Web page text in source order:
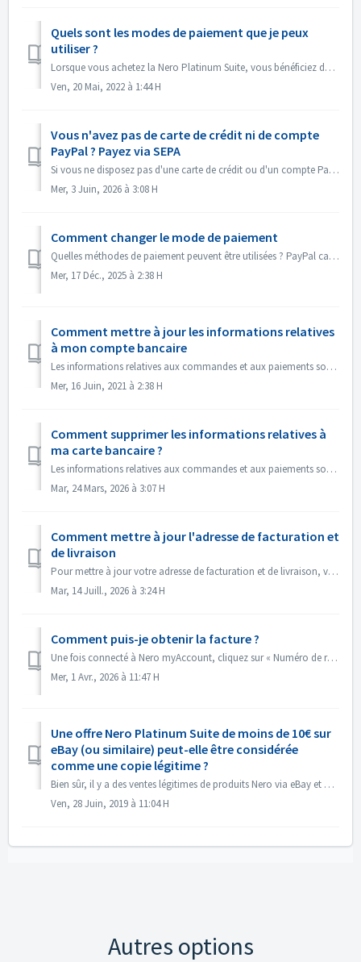
Quels sont les modes de paiement que je peux
utiliser ?
Lorsque vous achetez la Nero Platinum Suite, vous bénéficiez des mêmes options de paiement que pour un achat unique. Vous pouvez payer par PayPal car...
Ven, 20 Mai, 2022 à 1:44 H
Vous n'avez pas de carte de crédit ni de compte
PayPal ? Payez via SEPA
Si vous ne disposez pas d'une carte de crédit ou d'un compte PayPal, vous pouvez également choisir le prélèvement SEPA lors du paiement, à condition...
Mer, 3 Juin, 2026 à 3:08 H
Comment changer le mode de paiement
Quelles méthodes de paiement peuvent être utilisées ? PayPal carte de crédit débit direct virement bancaire instantané Comment changer le mode de ...
Mer, 17 Déc., 2025 à 2:38 H
Comment mettre à jour les informations relatives
à mon compte bancaire
Les informations relatives aux commandes et aux paiements sont prises en charge par notre partenaire 2Checkout. Si vous souhaitez modifier vos informations ...
Mer, 16 Juin, 2021 à 2:38 H
Comment supprimer les informations relatives à
ma carte bancaire ?
Les informations relatives aux commandes et aux paiements sont gérées par notre partenaire, 2Checkout. Si vous souhaitez supprimer les informations relative...
Mar, 24 Mars, 2026 à 3:07 H
Comment mettre à jour l'adresse de facturation et
de livraison
Pour mettre à jour votre adresse de facturation et de livraison, veuillez contacter 2Checkout en indiquant les informations de votre profil et le numéro de ...
Mar, 14 Juill., 2026 à 3:24 H
Comment puis-je obtenir la facture ?
Une fois connecté à Nero myAccount, cliquez sur « Numéro de référence ». Dans la barre latérale gauche, cliquez sur « Télécharger la facture » pour obten...
Mer, 1 Avr., 2026 à 11:47 H
Une offre Nero Platinum Suite de moins de 10€ sur
eBay (ou similaire) peut-elle être considérée
comme une copie légitime ?
Bien sûr, il y a des ventes légitimes de produits Nero via eBay et d'autres plateformes similaires. Beaucoup de nos revendeurs officiels vendent le prod...
Ven, 28 Juin, 2019 à 11:04 H
Autres options